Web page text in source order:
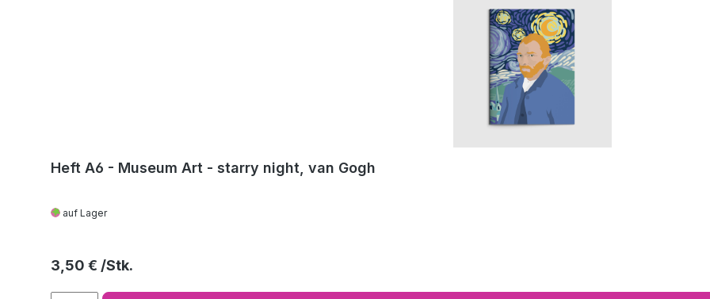
Heft A6 - Museum Art - starry night, van Gogh
auf Lager
Regulärer Preis:
3,50 €